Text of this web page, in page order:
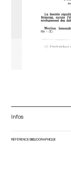
Infos
RÉFÉRENCE BIBLIOGRAPHIQUE